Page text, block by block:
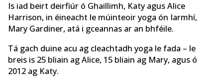
Is iad beirt deirfiúr ó Ghaillimh, Katy agus Alice
Harrison, in éineacht le múinteoir yoga ón Iarmhí,
Mary Gardiner, atá i gceannas ar an bhféile.
Tá gach duine acu ag cleachtadh yoga le fada – le
breis is 25 bliain ag Alice, 15 bliain ag Mary, agus ó
2012 ag Katy.